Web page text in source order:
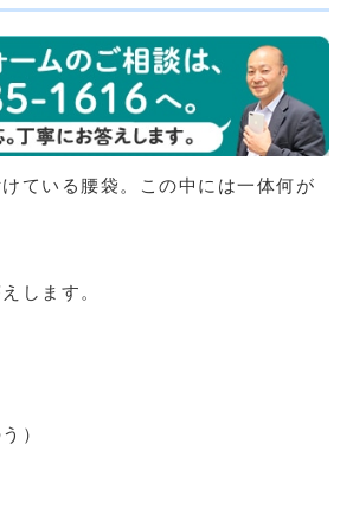
ている腰袋。この中には一体何が
します。
）